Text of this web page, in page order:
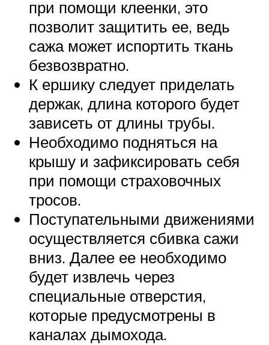
при помощи клеенки, это
позволит защитить ее, ведь
сажа может испортить ткань
безвозвратно.
К ершику следует приделать
держак, длина которого будет
зависеть от длины трубы.
Необходимо подняться на
крышу и зафиксировать себя
при помощи страховочных
тросов.
Поступательными движениями
осуществляется сбивка сажи
вниз. Далее ее необходимо
будет извлечь через
специальные отверстия,
которые предусмотрены в
каналах дымохода.